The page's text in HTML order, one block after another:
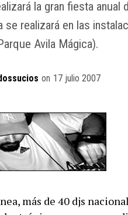
la gran fiesta anual
realizará en las
Avila Mágica).
on 17 julio 2007
más de 40 djs